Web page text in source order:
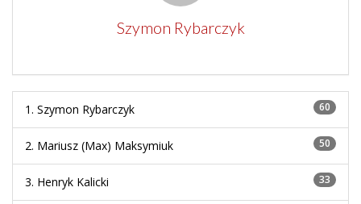
Szymon Rybarczyk
1. Szymon Rybarczyk 60
2. Mariusz (Max) Maksymiuk 50
3. Henryk Kalicki 33